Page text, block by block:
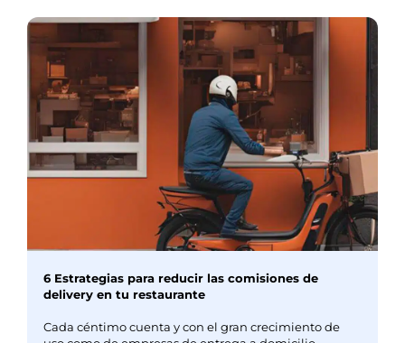
6 Estrategias para reducir las comisiones de
delivery en tu restaurante
Cada céntimo cuenta y con el gran crecimiento de